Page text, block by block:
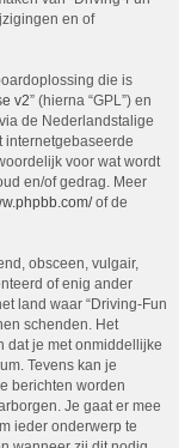
en of
die is
v2” (hierna “GPL”) en
de Nederlandstalige
internetgebaseerde
voor wat wordt
en/of gedrag. Meer
of de
obsceen, vulgair,
of enig ander
land waar “Driving-Fun
schenden. Het
dat je met onmiddellijke
Tevens kan je
berichten worden
Je gaat er mee
ieder onderwerp te